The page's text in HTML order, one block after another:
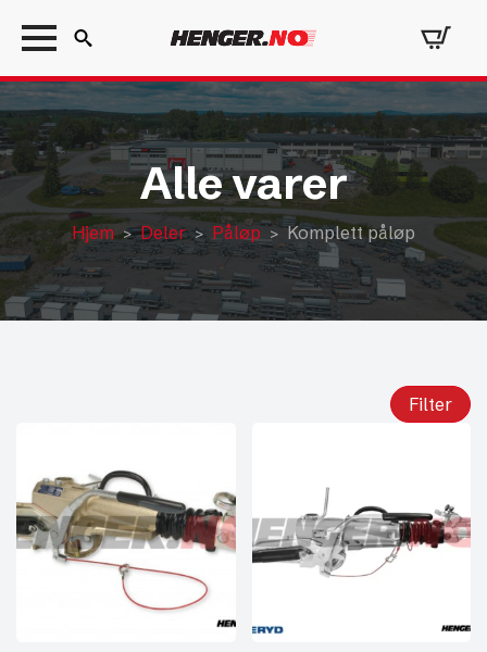
Search
for:
Alle varer
Hjem Deler Påløp Komplett påløp
Filter